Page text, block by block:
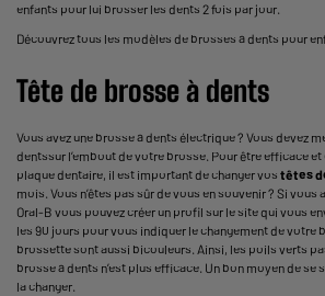
enfants pour lui brosser les dents 2 fois par jour.
Découvrez tous les modèles de brosses à dents pour
Tête de brosse à dents
Vous avez une brosse à dents électrique ? Vous devez
dentssur l’embout de votre brosse. Pour être efficace
plaque dentaire, il est important de changer vos têtes
mois. Vous n’êtes pas sûr de vous en souvenir ? Si vous
Oral-B vous pouvez créer un profil sur le site qui vous
les 90 jours pour vous indiquer le changement de votre
brossette sont aussi bicouleurs. Ainsi, les poils verts
brosse à dents n’est plus efficace. Un bon moyen de se
la changer.